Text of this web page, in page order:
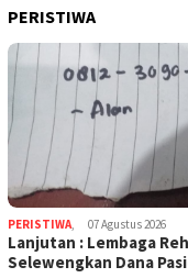
PERISTIWA
PERISTIWA 07 Agustus 2026
Lanjutan : Lembaga
Selewengkan Dana